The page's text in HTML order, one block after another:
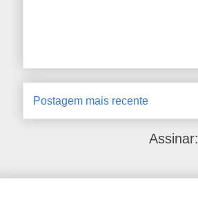
Postagem mais recente
Assinar: